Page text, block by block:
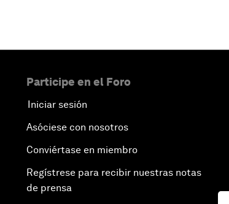
Participe en el Foro
Iniciar sesión
Asóciese con nosotros
Conviértase en miembro
Regístrese para recibir nuestras notas
de prensa